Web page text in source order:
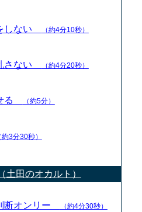
しない （約4分10秒）
さない （約4分20秒）
る （約5分）
約3分30秒）
土田のオカルト）
断オンリー （約4分30秒）